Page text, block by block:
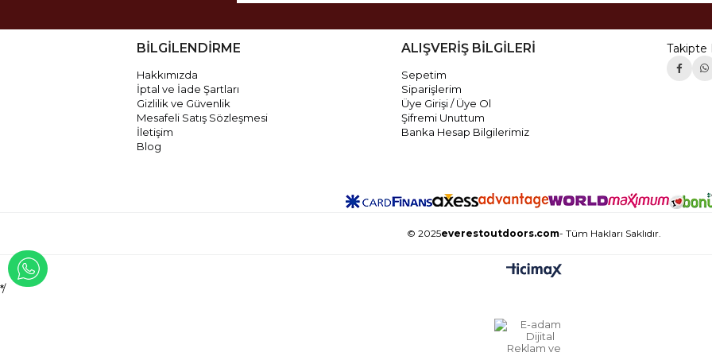
BİLGİLENDİRME
Hakkımızda
İptal ve İade Şartları
Gizlilik ve Güvenlik
Mesafeli Satış Sözleşmesi
İletişim
Blog
ALIŞVERİŞ BİLGİLERİ
Sepetim
Siparişlerim
Üye Girişi / Üye Ol
Şifremi Unuttum
Banka Hesap Bilgilerimiz
Takipte
© 2025everestoutdoors.com- Tüm Hakları Saklıdır.
*/